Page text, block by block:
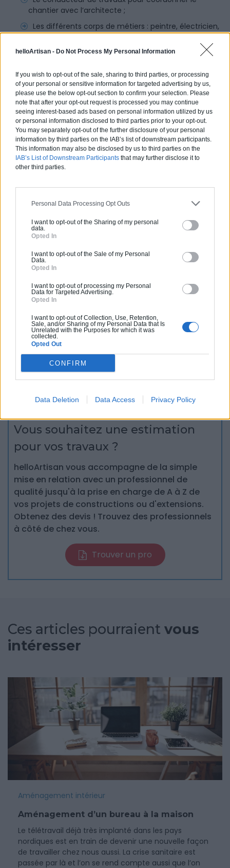
helloArtisan - Do Not Process My Personal Information
If you wish to opt-out of the sale, sharing to third parties, or processing
of your personal or sensitive information for targeted advertising by us,
please use the below opt-out section to confirm your selection. Please
note that after your opt-out request is processed you may continue
seeing interest-based ads based on personal information utilized by us
or personal information disclosed to third parties prior to your opt-out.
You may separately opt-out of the further disclosure of your personal
information by third parties on the IAB’s list of downstream participants.
This information may also be disclosed by us to third parties on the
IAB’s List of Downstream Participants that may further disclose it to
other third parties.
Personal Data Processing Opt Outs
I want to opt-out of the Sharing of my personal
data.
Opted In
I want to opt-out of the Sale of my Personal
Data.
Opted In
I want to opt-out of processing my Personal
Data for Targeted Advertising.
Opted In
I want to opt-out of Collection, Use, Retention,
Sale, and/or Sharing of my Personal Data that Is
Unrelated with the Purposes for which it was
collected.
Opted Out
CONFIRM
Data Deletion Data Access Privacy Policy
chantier avec l’architecte ;
Les différents corps de métiers : peintre, électricien,
etc.
si tous les ouvrages effectués sont conformes par
rapport aux normes techniques (sécurité, normes de
performance thermique, etc.).
L’aménagement d’un espace de travail, qu’il soit de petite
surface ou de grande envergure est indispensable pour le
bien-être des salariés. Mieux installés, avec des
équipements agréables, pratiques, ergonomiques, ils
bureau représente certainement un excellent
Et pourquoi pas transformer votre garage
en bureau ?
Consultez notre guide
La rédaction
Partagez cet article
Vous souhaitez une estimation
pour vos travaux ?
helloArtisan vous accompagne de la simple
mise en relation avec un professionnel de
qualité jusqu'à la prise en charge de A à Z de
vos projets de constructions ou d'extensions.
Obtenez des devis ! Trouvez des professionnels
à côté de chez vous.
Trouver un pro
Ces articles pourraient vous
intéresser
Aménagement intérieur
Aménagement d’un bureau à la maison
Le télétravail déjà très implanté dans les pays
nordiques est en train de devenir une nouvelle façon
de travailler chez nous aussi. La crise sanitaire est
passée par là et l’on se rend compte aussi que l’on